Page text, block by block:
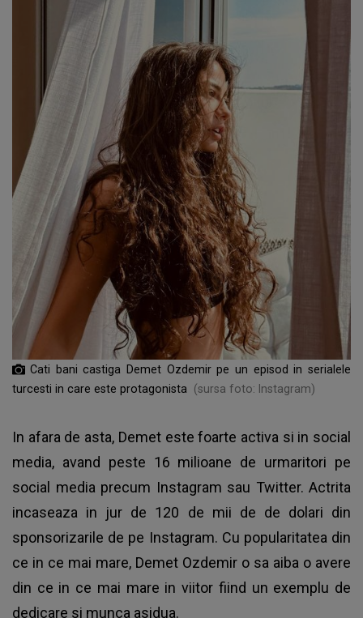
Cati bani castiga Demet Ozdemir pe un episod in serialele
turcesti in care este protagonista
(sursa foto: Instagram)
In afara de asta, Demet este foarte activa si in social
media, avand peste 16 milioane de urmaritori pe
social media precum Instagram sau Twitter. Actrita
incaseaza in jur de 120 de mii de de dolari din
sponsorizarile de pe Instagram. Cu popularitatea din
ce in ce mai mare, Demet Ozdemir o sa aiba o avere
din ce in ce mai mare in viitor fiind un exemplu de
dedicare si munca asidua.